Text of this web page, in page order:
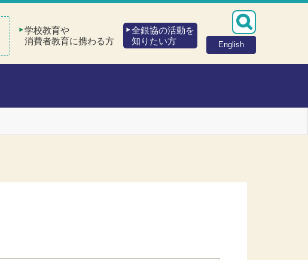
English
学校教育や
消費者教育に携わる方
全銀協の活動を
知りたい方